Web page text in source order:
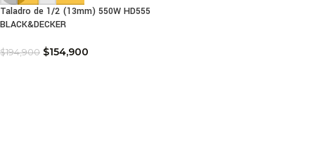
Taladro de 1/2 (13mm) 550W HD555
BLACK&DECKER
$194,900 $154,900